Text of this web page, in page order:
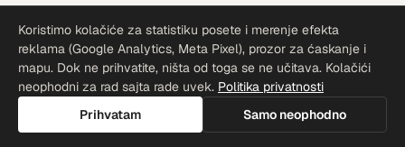
Koristimo kolačiće za statistiku posete i merenje efekta
reklama (Google Analytics, Meta Pixel), prozor za ćaskanje i
mapu. Dok ne prihvatite, ništa od toga se ne učitava. Kolačići
neophodni za rad sajta rade uvek. Politika privatnosti
Prihvatam
Samo neophodno